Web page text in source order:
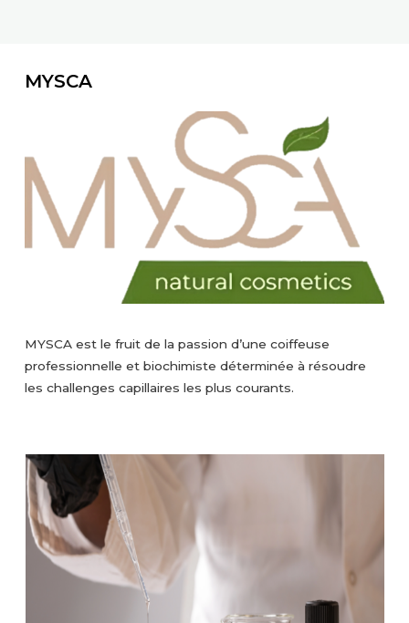
MYSCA
MYSCA est le fruit de la passion d’une coiffeuse
professionnelle et biochimiste déterminée à résoudre
les challenges capillaires les plus courants.